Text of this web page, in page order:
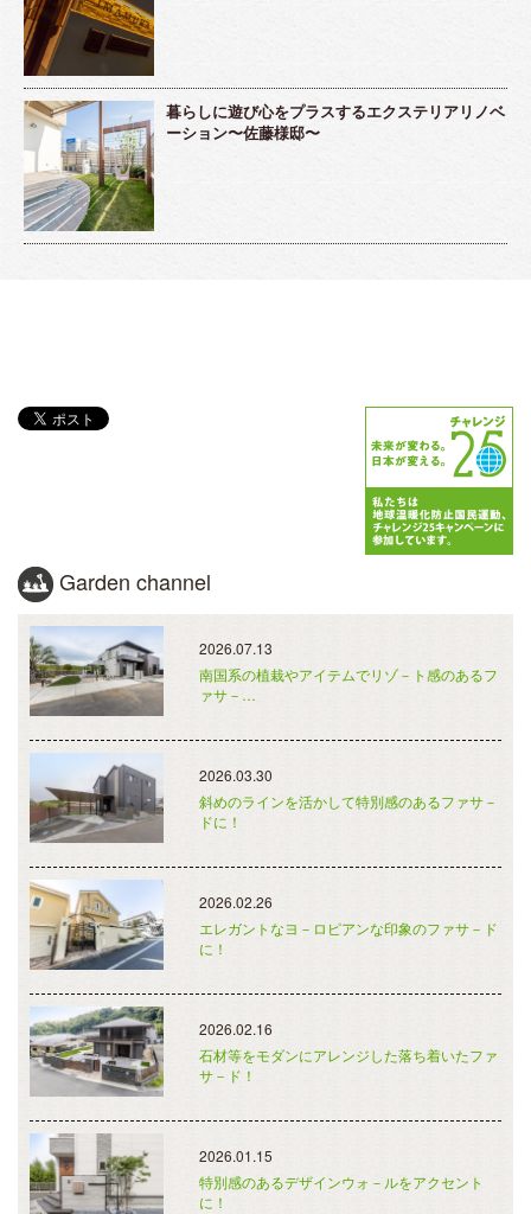
暮らしに遊び心をプラスするエクステリアリノベ
ーション〜佐藤様邸〜
Garden channel
2026.07.13
南国系の植栽やアイテムでリゾ－ト感のあるフ
ァサ－…
2026.03.30
斜めのラインを活かして特別感のあるファサ－
ドに！
2026.02.26
エレガントなヨ－ロピアンな印象のファサ－ド
に！
2026.02.16
石材等をモダンにアレンジした落ち着いたファ
サ－ド！
2026.01.15
特別感のあるデザインウォ－ルをアクセント
に！